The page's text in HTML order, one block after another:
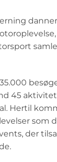
45
Hertil
som
der